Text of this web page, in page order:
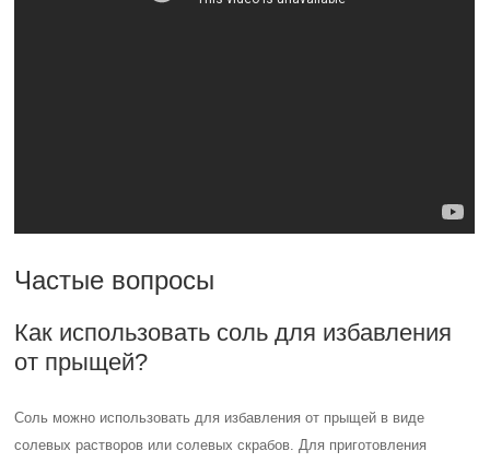
Частые вопросы
Как использовать соль для избавления
от прыщей?
Соль можно использовать для избавления от прыщей в виде
солевых растворов или солевых скрабов. Для приготовления